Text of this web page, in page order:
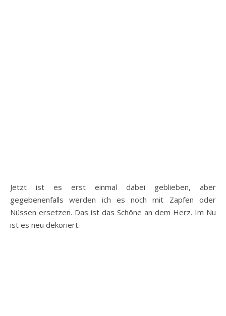
Jetzt ist es erst einmal dabei geblieben, aber
gegebenenfalls werden ich es noch mit Zapfen oder
Nüssen ersetzen. Das ist das Schöne an dem Herz. Im Nu
ist es neu dekoriert.